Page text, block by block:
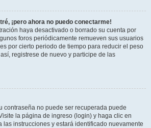
¡pero ahora no puedo conectarme!
haya desactivado o borrado su cuenta por
foros periódicamente remueven sus usuarios
por cierto periodo de tiempo para reducir el peso
registrese de nuevo y participe de las
contraseña no puede ser recuperada puede
la página de ingreso (login) y haga clic en
las instrucciones y estará identificado nuevamente